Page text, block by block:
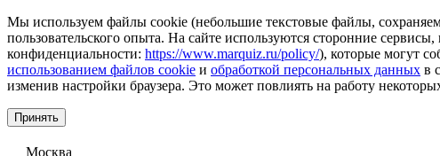
Мы используем файлы cookie (небольшие текстовые файлы,
пользовательского опыта. На сайте используются сторонние
конфиденциальности: https://www.marquiz.ru/policy/), которые могут
использованием файлов cookie и обработкой персональных данных в
изменив настройки браузера. Это может повлиять на работу
Принять
Москва